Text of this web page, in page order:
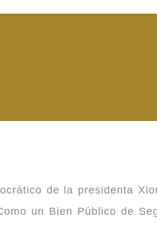
de la presidenta
un Bien Público de